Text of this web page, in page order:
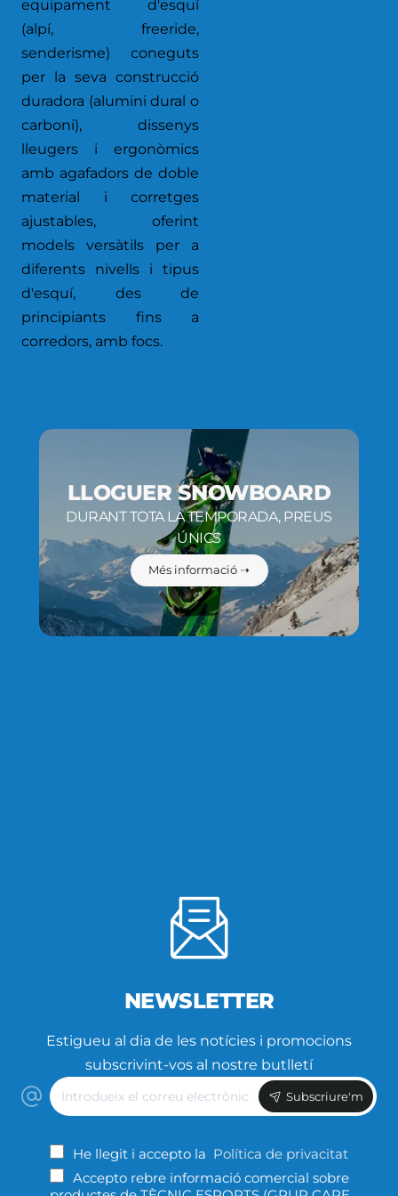
equipament d'esquí
(alpí, freeride,
senderisme) coneguts
per la seva construcció
duradora (alumini dural o
carboni), dissenys
lleugers i ergonòmics
amb agafadors de doble
material i corretges
ajustables, oferint
models versàtils per a
diferents nivells i tipus
d'esquí, des de
principiants fins a
corredors, amb focs.
LLOGUER SNOWBOARD
DURANT TOTA LA TEMPORADA, PREUS
ÚNICS
Més informació ➝
NEWSLETTER
Estigueu al dia de les notícies i promocions
subscrivint-vos al nostre butlletí
Introdueix
el
correu
Subscriure'm
He llegit i accepto la Política de privacitat
Accepto rebre informació comercial sobre